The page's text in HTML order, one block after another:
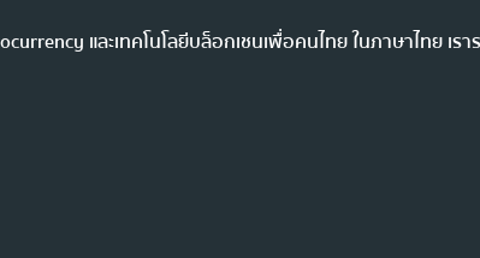
และเทคโนโลยีบล็อกเชนเพื่อคนไทย ในภาษาไทย